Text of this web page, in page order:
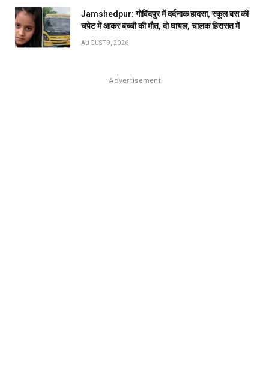
Jamshedpur: गोविंदपुर में दर्दनाक हादसा, स्कूल बस की
चपेट में आकर बच्ची की मौत, दो घायल, चालक हिरासत में
AUGUST 9, 2026
Advertisement